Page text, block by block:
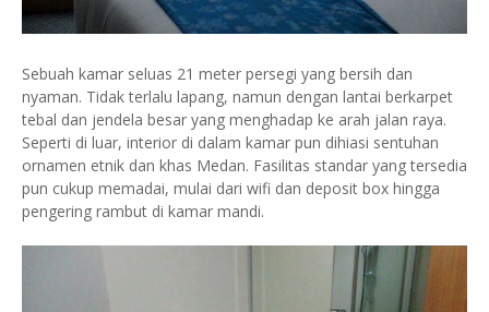
Sebuah kamar seluas 21 meter persegi yang bersih dan
nyaman. Tidak terlalu lapang, namun dengan lantai berkarpet
tebal dan jendela besar yang menghadap ke arah jalan raya.
Seperti di luar, interior di dalam kamar pun dihiasi sentuhan
ornamen etnik dan khas Medan. Fasilitas standar yang tersedia
pun cukup memadai, mulai dari wifi dan deposit box hingga
pengering rambut di kamar mandi.